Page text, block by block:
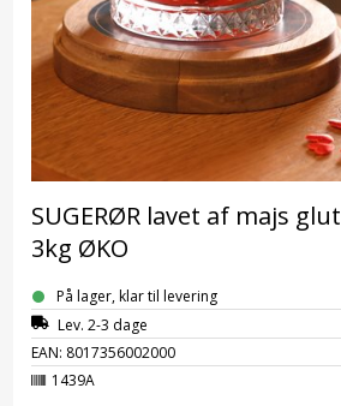
SUGERØR lavet af majs
3kg ØKO
På lager, klar til levering
Lev. 2-3 dage
EAN: 8017356002000
1439A